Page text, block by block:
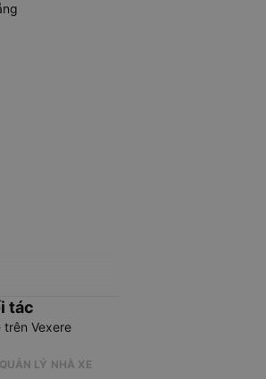
tác
trên Vexere
LÝ NHÀ XE